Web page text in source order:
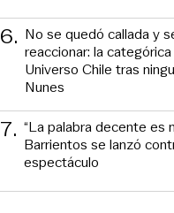
6. No se quedó callada y
reaccionar: la
Universo Chile tras
Nunes
7. “La palabra decente es
Barrientos se lanzó
espectáculo